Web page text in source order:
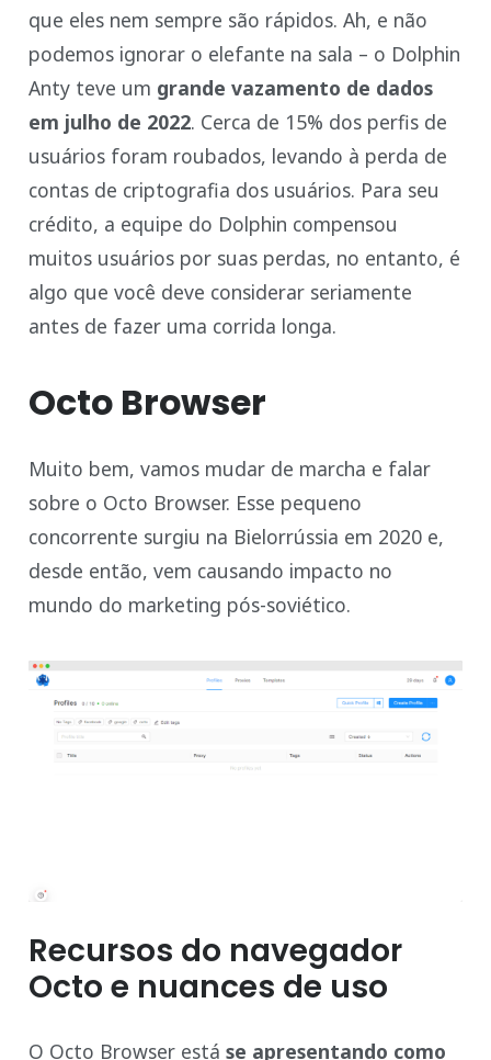
que eles nem sempre são rápidos. Ah, e não
podemos ignorar o elefante na sala – o Dolphin
Anty teve um grande vazamento de dados
em julho de 2022. Cerca de 15% dos perfis de
usuários foram roubados, levando à perda de
contas de criptografia dos usuários. Para seu
crédito, a equipe do Dolphin compensou
muitos usuários por suas perdas, no entanto, é
algo que você deve considerar seriamente
antes de fazer uma corrida longa.
Octo Browser
Muito bem, vamos mudar de marcha e falar
sobre o Octo Browser. Esse pequeno
concorrente surgiu na Bielorrússia em 2020 e,
desde então, vem causando impacto no
mundo do marketing pós-soviético.
Recursos do navegador
Octo e nuances de uso
O Octo Browser estáse apresentando como